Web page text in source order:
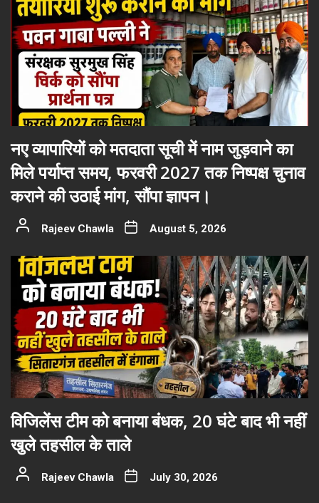
नए व्यापारियों को मतदाता सूची में नाम जुड़वाने का
मिले पर्याप्त समय, फरवरी 2027 तक निष्पक्ष चुनाव
कराने की उठाई मांग, सौंपा ज्ञापन।
Rajeev Chawla August 5, 2026
विजिलेंस टीम को बनाया बंधक, 20 घंटे बाद भी नहीं
खुले तहसील के ताले
Rajeev Chawla July 30, 2026